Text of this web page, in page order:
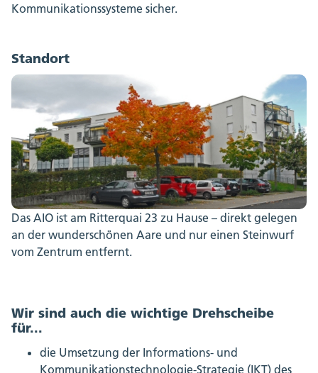
Kommunikationssysteme sicher.
Standort
Das AIO ist am Ritterquai 23 zu Hause – direkt gelegen
an der wunderschönen Aare und nur einen Steinwurf
vom Zentrum entfernt.
Wir sind auch die wichtige Drehscheibe
für...
die Umsetzung der Informations- und
Kommunikationstechnologie-Strategie (IKT) des